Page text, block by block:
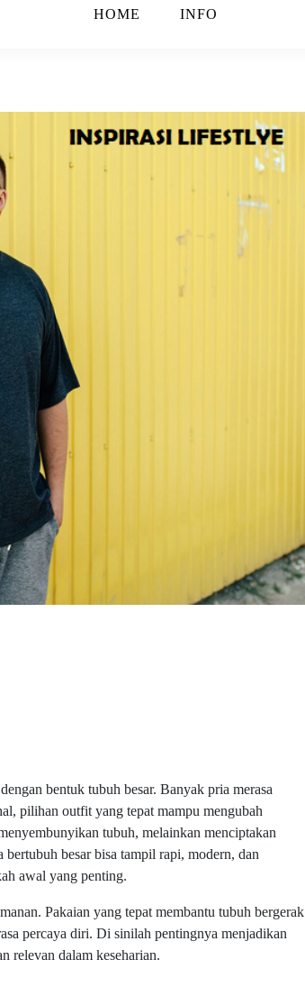
HOME INFO
bentuk tubuh besar. Banyak pria merasa
pilihan outfit yang tepat mampu mengubah
tubuh, melainkan menciptakan
besar bisa tampil rapi, modern, dan
awal yang penting.
Pakaian yang tepat membantu tubuh bergerak
percaya diri. Di sinilah pentingnya menjadikan
relevan dalam keseharian.